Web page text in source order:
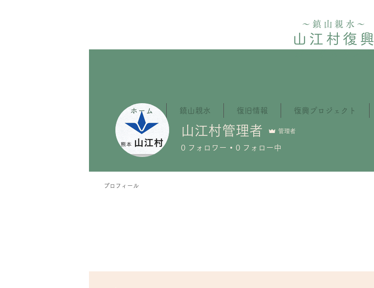
〜鎮山親水〜
山江村復興
ホーム 鎮山親水 復旧情報 復興プロジェクト
山江村管理者 管理者
0 フォロワー 0 フォロー中
プロフィール